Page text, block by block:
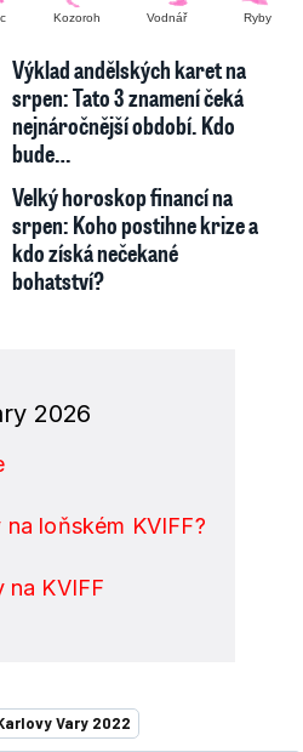
Kozoroh Vodnář Ryby
Výklad andělských karet na
srpen: Tato 3 znamení čeká
nejnáročnější období. Kdo
bude…
Velký horoskop financí na
srpen: Koho postihne krize a
kdo získá nečekané
bohatství?
2026
loňském KVIFF?
na KVIFF
Vary 2022